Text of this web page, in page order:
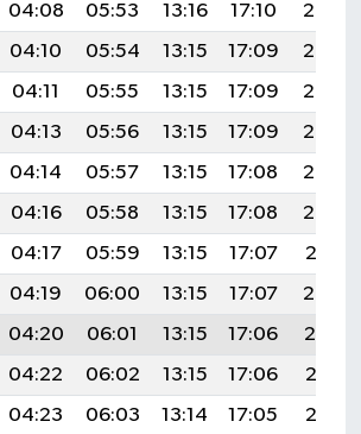
04:08 05:53 13:16 17:10
20:28
04:10 05:54 13:15 17:09
20:27
04:11 05:55 13:15 17:09
20:26
04:13 05:56 13:15 17:09
20:25
04:14 05:57 13:15 17:08
20:24
04:16 05:58 13:15 17:08
20:23
04:17 05:59 13:15 17:07
20:21
04:19 06:00 13:15 17:07
20:20
04:20 06:01 13:15 17:06
20:19
04:22 06:02 13:15 17:06
20:18
04:23 06:03 13:14 17:05
20:16